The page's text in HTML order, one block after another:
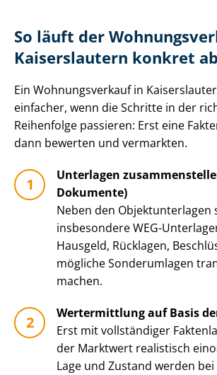
So läuft der
Kaiserslautern konkret ab
Ein Wohnungsverkauf in
einfacher, wenn die Schritte in der
Reihenfolge passieren: Erst eine
dann bewerten und vermarkten.
Unterlagen
Dokumente)
Neben den Ob­jekt­un­ter­la­gen
insbesondere WEG-
Hausgeld, Rücklagen,
mögliche Sonderumlagen
machen.
Wertermittlung auf Basis
Erst mit vollständiger
der Marktwert realistisch
Lage und Zustand werden